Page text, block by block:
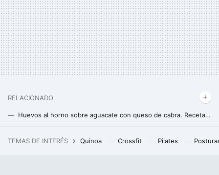
RELACIONADO
Huevos al horno sobre aguacate con queso de cabra. Receta saludable
TEMAS DE INTERÉS Quinoa Crossfit Pilates